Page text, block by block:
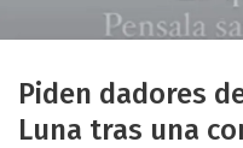
Piden dadores
Luna tras una